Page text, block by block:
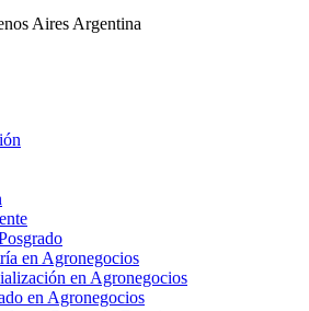
Aires Argentina
en Agronegocios
en Agronegocios
en Agronegocios